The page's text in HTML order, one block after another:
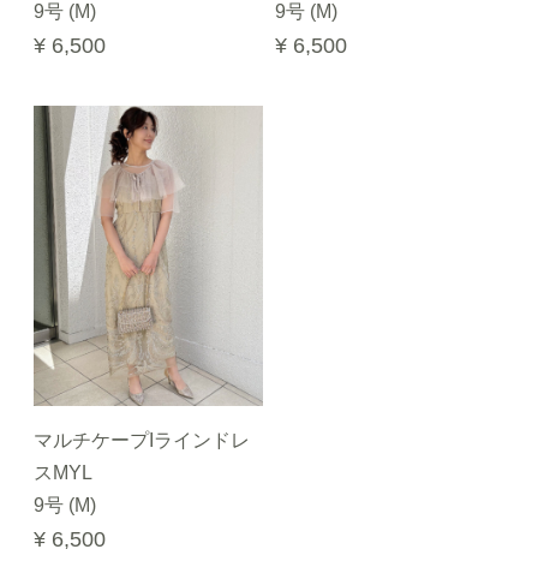
9号 (M)
¥ 6,500
9号 (M)
¥ 6,500
マルチケープIラインドレ
スMYL
9号 (M)
¥ 6,500